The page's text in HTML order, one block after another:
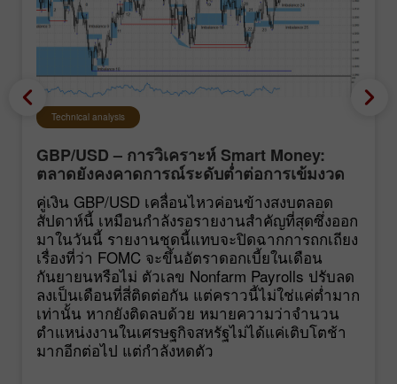
Technical analysis
GBP/USD – การวิเคราะห์ Smart Money:
ตลาดยังคงคาดการณ์ระดับต่ำต่อการเข้มงวด
นโยบายของ FOMC
คู่เงิน GBP/USD เคลื่อนไหวค่อนข้างสงบตลอด
สัปดาห์นี้ เหมือนกำลังรอรายงานสำคัญที่สุดซึ่งออก
มาในวันนี้ รายงานชุดนี้แทบจะปิดฉากการถกเถียง
เรื่องที่ว่า FOMC จะขึ้นอัตราดอกเบี้ยในเดือน
กันยายนหรือไม่ ตัวเลข Nonfarm Payrolls ปรับลด
ลงเป็นเดือนที่สี่ติดต่อกัน แต่คราวนี้ไม่ใช่แค่ต่ำมาก
เท่านั้น หากยังติดลบด้วย หมายความว่าจำนวน
ตำแหน่งงานในเศรษฐกิจสหรัฐไม่ได้แค่เติบโตช้า
มากอีกต่อไป แต่กำลังหดตัว